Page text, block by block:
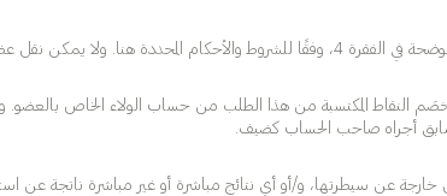
لا يمكن تكرار عضوية الشركة في البرنامج أو مشاركتها أو إهداؤها و/أو استخدامها لأغراض أخرى غير
ستُخصَم النقاط المكتسبة من هذا الطلب من حساب الولاء الخاص
سابق أجراه صاحب الحساب كضيف.
عن سيطرتها، و/أو أي نتائج مباشرة أو غير مباشرة ناتجة عن